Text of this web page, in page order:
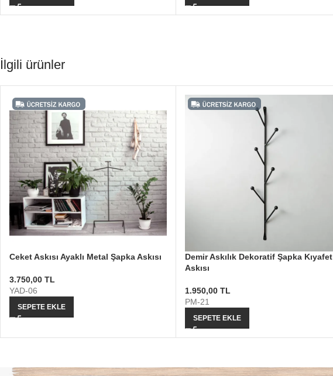
İlgili ürünler
Ceket Askısı Ayaklı Metal Şapka Askısı
3.750,00 TL
YAD-06
SEPETE EKLE
Demir Askılık Dekoratif Şapka Kıyafet
Askısı
1.950,00 TL
PM-21
SEPETE EKLE